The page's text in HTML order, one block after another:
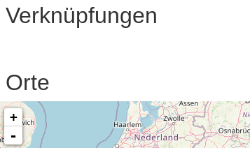
Verknüpfungen
Orte
+
-